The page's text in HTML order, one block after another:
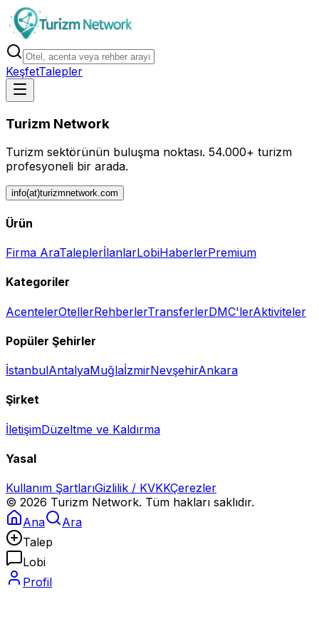
KeşfetTalepler
Turizm Network
Turizm sektörünün buluşma noktası. 54.000+ turizm
profesyoneli bir arada.
info(at)turizmnetwork.com
Ürün
Firma AraTaleplerİlanlarLobiHaberlerPremium
Kategoriler
AcentelerOtellerRehberlerTransferlerDMC'lerAktiviteler
Popüler Şehirler
İstanbulAntalyaMuğlaİzmirNevşehirAnkara
Şirket
İletişimDüzeltme ve Kaldırma
Yasal
Kullanım ŞartlarıGizlilik / KVKKÇerezler
© 2026 Turizm Network. Tüm hakları saklıdır.
Ana
Ara
Talep
Lobi
Profil